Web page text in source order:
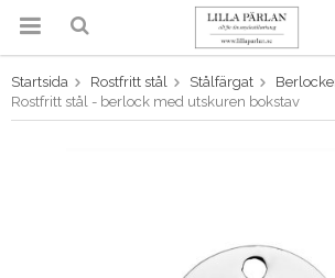
Produkten har blivit tillagd i
varukorgen
Startsida Rostfritt stål Stålfärgat
Rostfritt stål - berlock med utskuren bokstav